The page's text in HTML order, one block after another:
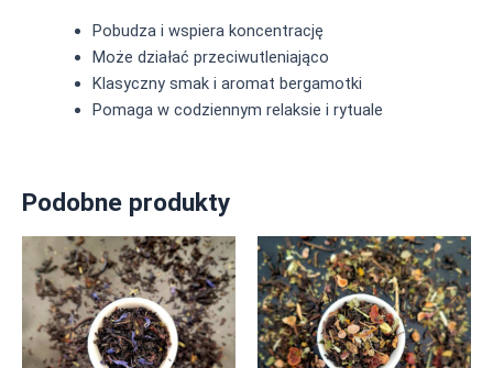
Pobudza i wspiera koncentrację
Może działać przeciwutleniająco
Klasyczny smak i aromat bergamotki
Pomaga w codziennym relaksie i rytuale
Podobne produkty
Ten
produkt
ma
wiele
wariantów.
Ten
produkt
ma
wiele
wariantów.